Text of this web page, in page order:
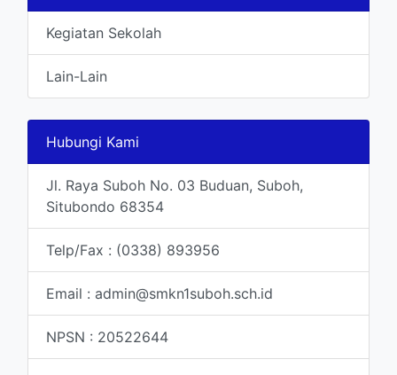
Kegiatan Sekolah
Lain-Lain
Hubungi Kami
Jl. Raya Suboh No. 03 Buduan, Suboh,
Situbondo 68354
Telp/Fax : (0338) 893956
Email : admin@smkn1suboh.sch.id
NPSN : 20522644